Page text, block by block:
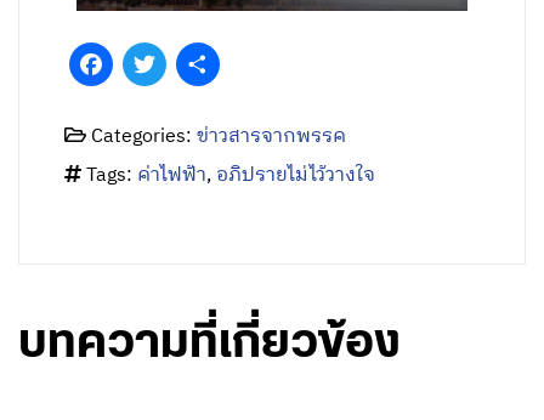
FacebookTwitter
Categories:ข่าวสารจากพรรค
Tags: ค่าไฟฟ้า,อภิปรายไม่ไว้วางใจ
บทความที่เกี่ยวข้อง